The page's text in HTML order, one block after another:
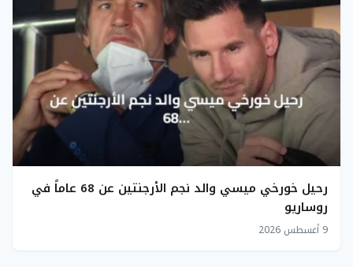
رحيل خورخي ميسي والد نجم الأرجنتين عن 68 عاماً في
روساريو
9 أغسطس 2026